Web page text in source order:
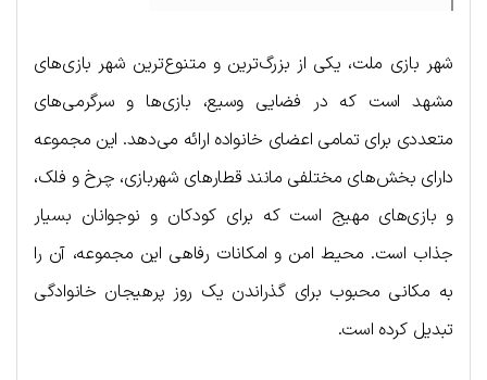
شهر بازی ملت، یکی از بزرگ‌ترین و متنوع‌ترین شهر بازی‌های
مشهد است که در فضایی وسیع، بازی‌ها و سرگرمی‌های
متعددی برای تمامی اعضای خانواده ارائه می‌دهد. این مجموعه
دارای بخش‌های مختلفی مانند قطارهای شهربازی، چرخ و فلک،
و بازی‌های مهیج است که برای کودکان و نوجوانان بسیار
جذاب است. محیط امن و امکانات رفاهی این مجموعه، آن را
به مکانی محبوب برای گذراندن یک روز پرهیجان خانوادگی
تبدیل کرده است.